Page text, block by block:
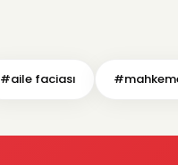
#aile faciası